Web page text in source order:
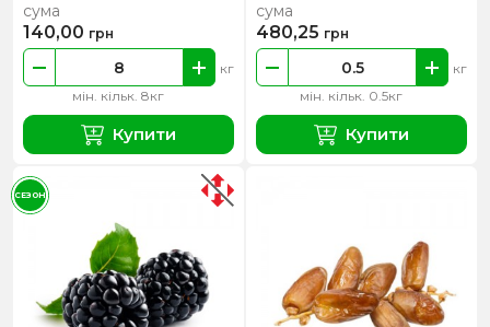
мін. кільк. 8кг
кг
сума
140,00 грн
Купити
мін. кільк. 0.5кг
кг
сума
480,25 грн
Купити
СЕЗОН